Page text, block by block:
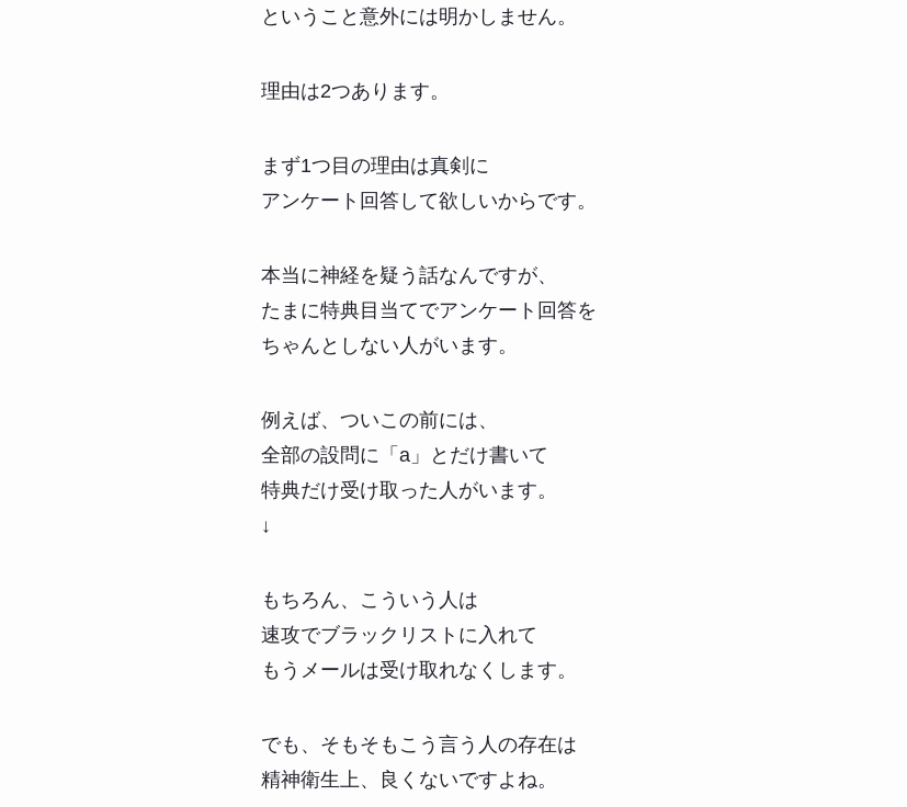
ということ意外には明かしません。
理由は2つあります。
まず1つ目の理由は真剣に
アンケート回答して欲しいからです。
本当に神経を疑う話なんですが、
たまに特典目当てでアンケート回答を
ちゃんとしない人がいます。
例えば、ついこの前には、
全部の設問に「a」とだけ書いて
特典だけ受け取った人がいます。
↓
もちろん、こういう人は
速攻でブラックリストに入れて
もうメールは受け取れなくします。
でも、そもそもこう言う人の存在は
精神衛生上、良くないですよね。